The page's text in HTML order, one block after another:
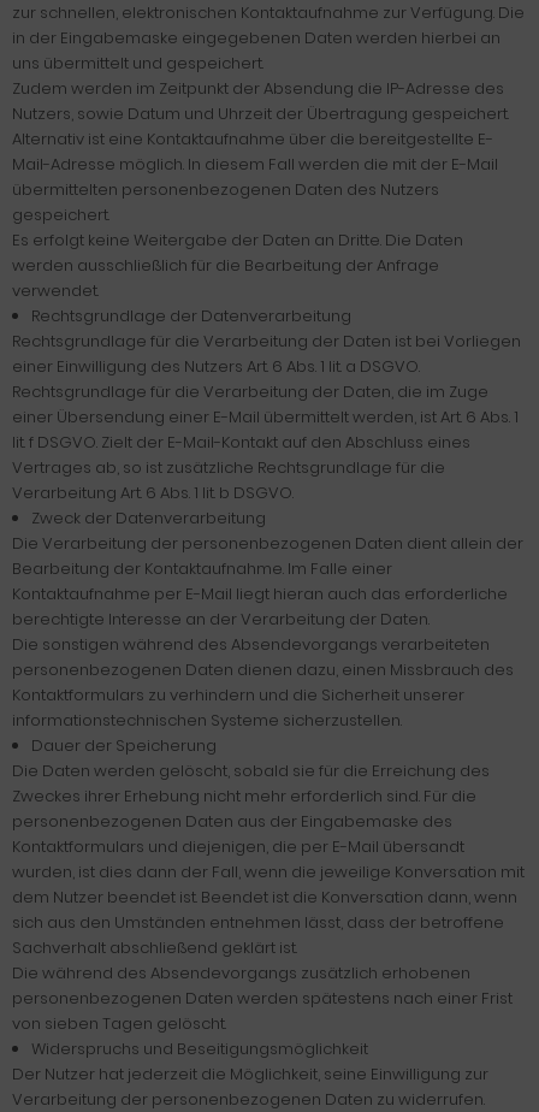
zur schnellen, elektronischen Kontaktaufnahme zur Verfügung. Die
in der Eingabemaske eingegebenen Daten werden hierbei an
uns übermittelt und gespeichert.
Zudem werden im Zeitpunkt der Absendung die IP-Adresse des
Nutzers, sowie Datum und Uhrzeit der Übertragung gespeichert.
Alternativ ist eine Kontaktaufnahme über die bereitgestellte E-
Mail-Adresse möglich. In diesem Fall werden die mit der E-Mail
übermittelten personenbezogenen Daten des Nutzers
gespeichert.
Es erfolgt keine Weitergabe der Daten an Dritte. Die Daten
werden ausschließlich für die Bearbeitung der Anfrage
verwendet.
Rechtsgrundlage der Datenverarbeitung
Rechtsgrundlage für die Verarbeitung der Daten ist bei Vorliegen
einer Einwilligung des Nutzers Art. 6 Abs. 1 lit. a DSGVO.
Rechtsgrundlage für die Verarbeitung der Daten, die im Zuge
einer Übersendung einer E-Mail übermittelt werden, ist Art. 6 Abs. 1
lit. f DSGVO. Zielt der E-Mail-Kontakt auf den Abschluss eines
Vertrages ab, so ist zusätzliche Rechtsgrundlage für die
Verarbeitung Art. 6 Abs. 1 lit. b DSGVO.
Zweck der Datenverarbeitung
Die Verarbeitung der personenbezogenen Daten dient allein der
Bearbeitung der Kontaktaufnahme. Im Falle einer
Kontaktaufnahme per E-Mail liegt hieran auch das erforderliche
berechtigte Interesse an der Verarbeitung der Daten.
Die sonstigen während des Absendevorgangs verarbeiteten
personenbezogenen Daten dienen dazu, einen Missbrauch des
Kontaktformulars zu verhindern und die Sicherheit unserer
informationstechnischen Systeme sicherzustellen.
Dauer der Speicherung
Die Daten werden gelöscht, sobald sie für die Erreichung des
Zweckes ihrer Erhebung nicht mehr erforderlich sind. Für die
personenbezogenen Daten aus der Eingabemaske des
Kontaktformulars und diejenigen, die per E-Mail übersandt
wurden, ist dies dann der Fall, wenn die jeweilige Konversation mit
dem Nutzer beendet ist. Beendet ist die Konversation dann, wenn
sich aus den Umständen entnehmen lässt, dass der betroffene
Sachverhalt abschließend geklärt ist.
Die während des Absendevorgangs zusätzlich erhobenen
personenbezogenen Daten werden spätestens nach einer Frist
von sieben Tagen gelöscht.
Widerspruchs und Beseitigungsmöglichkeit
Der Nutzer hat jederzeit die Möglichkeit, seine Einwilligung zur
Verarbeitung der personenbezogenen Daten zu widerrufen.